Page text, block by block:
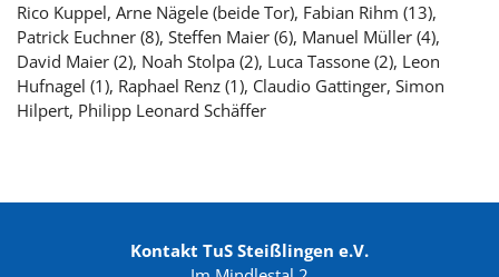
Rico Kuppel, Arne Nägele (beide Tor), Fabian Rihm (13),
Patrick Euchner (8), Steffen Maier (6), Manuel Müller (4),
David Maier (2), Noah Stolpa (2), Luca Tassone (2), Leon
Hufnagel (1), Raphael Renz (1), Claudio Gattinger, Simon
Hilpert, Philipp Leonard Schäffer
Kontakt TuS Steißlingen e.V.